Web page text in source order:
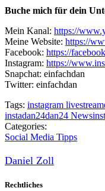
Buche mich für dein
Mein Kanal: https://
Meine Website: https://
Facebook: https://
Instagram: https://
Snapchat: einfachdan
Twitter: einfachdan
Tags: instagram livestream
instadan24dan24 News
Categories:
Social Media Tipps
Daniel Zoll
Rechtliches